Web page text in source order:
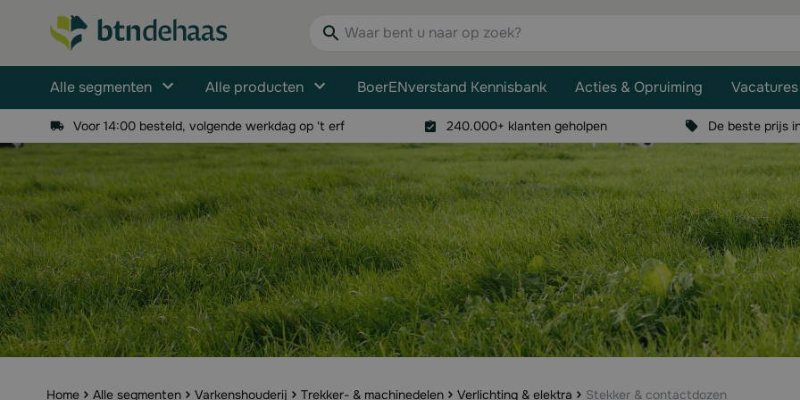
Waar bent u naar op zoek?
Alle segmenten Alle producten BoerENverstand Kennisbank Acties & Opruiming Vacatures
Voor 14:00 besteld, volgende werkdag op 't erf 240.000+ klanten geholpen De beste prijs
Home Alle segmenten Varkenshouderij Trekker- & machinedelen Verlichting & elektra Stekker & contactdozen